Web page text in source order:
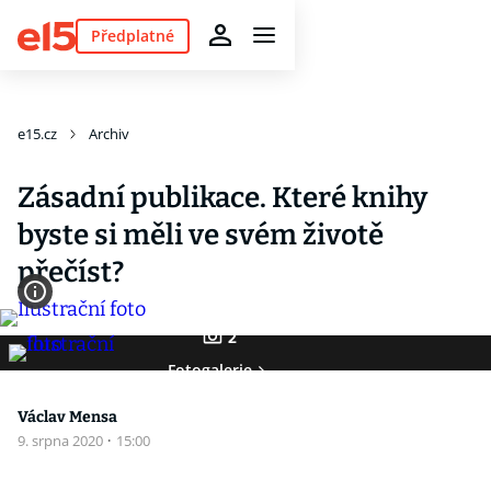
Předplatné
e15.cz Archiv
Zásadní publikace. Které knihy
byste si měli ve svém životě
přečíst?
2
Fotogalerie
Václav Mensa
9. srpna 2020 · 15:00